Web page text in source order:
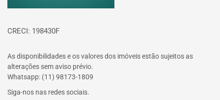
CRECI: 198430F
As disponibilidades e os valores dos imóveis estão sujeitos as
alterações sem aviso prévio.
Whatsapp: (11) 98173-1809
Siga-nos nas redes sociais.